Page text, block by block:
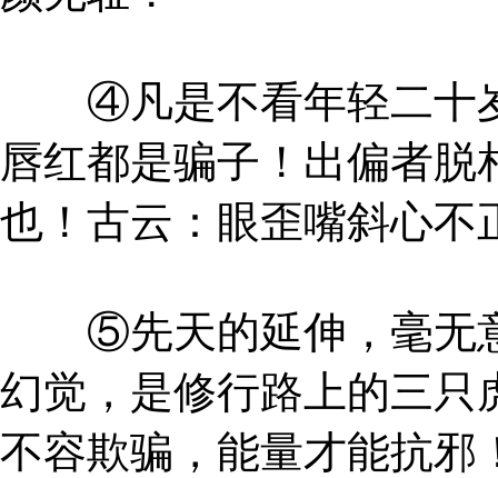
④凡是不看年轻二十岁
唇红都是骗子！出偏者
也！古云：眼歪嘴斜心不
⑤先天的延伸，毫无意
幻觉，是修行路上的三只
不容欺骗，能量才能抗邪